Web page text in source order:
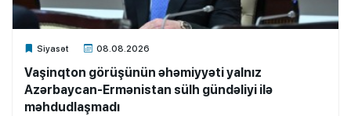
Siyasət 08.08.2026
Xalq.Online
Vaşinqton görüşünün əhəmiyyəti yalnız
Azərbaycan-Ermənistan sülh gündəliyi ilə
məhdudlaşmadı